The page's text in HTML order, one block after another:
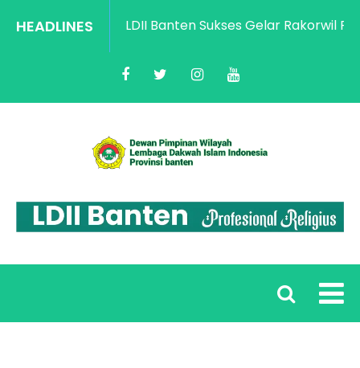
HEADLINES LDII Banten Sukses Gelar Rakorwil